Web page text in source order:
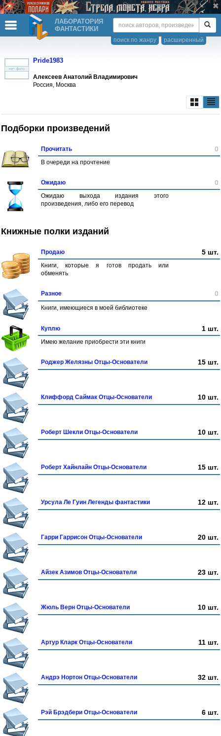
ЛАБОРАТОРИЯ
ФАНТАСТИКИ
расширенный
поиск по жанру
Pride1983
Алексеев Анатолий Владимирович
Россия, Москва
Подборки произведений
Прочитать 0
В очереди на прочтение
Ожидаю 0
Ожидаю выхода издания этого
произведения, либо его перевод
Книжные полки изданий
Продаю 5 шт.
Книги, которые я готов продать или
обменять
Разное 0
Книги, имеющиеся в моей библиотеке
Куплю 1 шт.
Имею желание приобрести эти книги
Роджер Желязны Отцы-Основатели 15 шт.
Клиффорд Саймак Отцы-Основатели 10 шт.
Роберт Шекли Отцы-Основатели 10 шт.
Роберт Хайнлайн Отцы-Основатели 15 шт.
Урсула Ле Гуин Легенды фантастики 12 шт.
Гарри Гаррисон Отцы-Основатели 20 шт.
Айзек Азимов Отцы-Основатели 23 шт.
Жюль Верн Отцы-Основатели 10 шт.
Артур Кларк Отцы-Основатели 11 шт.
Андрэ Нортон Отцы-Основатели 32 шт.
Рэй Брэдбери Отцы-Основатели 6 шт.